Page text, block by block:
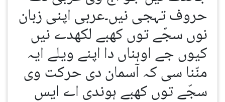
حروف تہجی نیں۔عربی اپنی زبان
نوں سجّے توں کھبے لکھدے نیں
کیوں جے اوہناں دا اپنے ویلے ایہ
منّنا سی کہ آسمان دی حرکت وی
سجّے توں کھبے ہوندی اے ایس